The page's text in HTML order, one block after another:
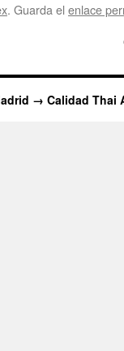
. Guarda el enlace
→ Calidad Thai